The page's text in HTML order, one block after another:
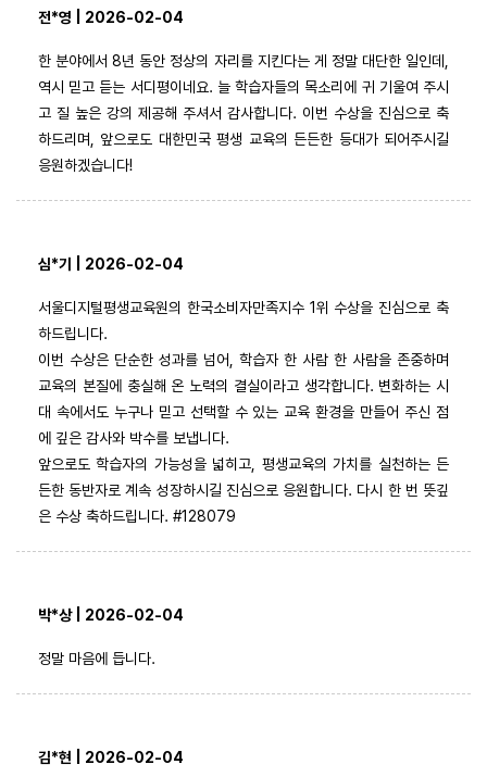
전*영 | 2026-02-04
한 분야에서 8년 동안 정상의 자리를 지킨다는 게 정말 대단한 일인데,
역시 믿고 듣는 서디평이네요. 늘 학습자들의 목소리에 귀 기울여 주시
고 질 높은 강의 제공해 주셔서 감사합니다. 이번 수상을 진심으로 축
하드리며, 앞으로도 대한민국 평생 교육의 든든한 등대가 되어주시길
응원하겠습니다!
심*기 | 2026-02-04
서울디지털평생교육원의 한국소비자만족지수 1위 수상을 진심으로 축
하드립니다.
이번 수상은 단순한 성과를 넘어, 학습자 한 사람 한 사람을 존중하며
교육의 본질에 충실해 온 노력의 결실이라고 생각합니다. 변화하는 시
대 속에서도 누구나 믿고 선택할 수 있는 교육 환경을 만들어 주신 점
에 깊은 감사와 박수를 보냅니다.
앞으로도 학습자의 가능성을 넓히고, 평생교육의 가치를 실천하는 든
든한 동반자로 계속 성장하시길 진심으로 응원합니다. 다시 한 번 뜻깊
은 수상 축하드립니다. #128079
박*상 | 2026-02-04
정말 마음에 듭니다.
김*현 | 2026-02-04